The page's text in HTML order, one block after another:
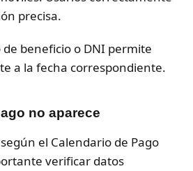
precisa.
beneficio o DNI permite
a la fecha correspondiente.
no aparece
el Calendario de Pago
verificar datos